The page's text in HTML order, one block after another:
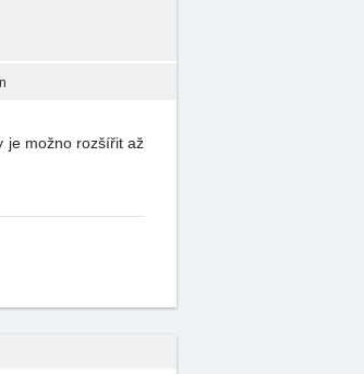
je možno rozšířit až